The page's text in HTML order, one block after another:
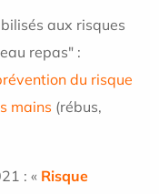
aux risques
repas" :
du risque
mains (rébus,
: « Risque